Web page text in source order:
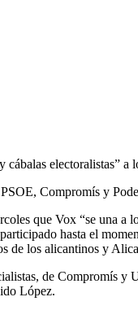
electoralistas” a
Compromís y
que Vox “se una a
hasta el
de los alicantinos y
de Compromís y
López.